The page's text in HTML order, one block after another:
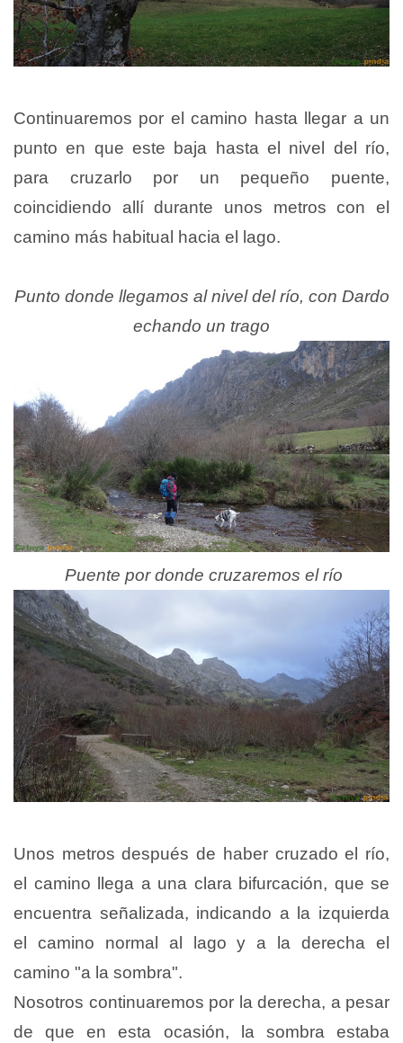
Continuaremos por el camino hasta llegar a un
punto en que este baja hasta el nivel del río,
para cruzarlo por un pequeño puente,
coincidiendo allí durante unos metros con el
camino más habitual hacia el lago.
Punto donde llegamos al nivel del río, con Dardo
echando un trago
Puente por donde cruzaremos el río
Unos metros después de haber cruzado el río,
el camino llega a una clara bifurcación, que se
encuentra señalizada, indicando a la izquierda
el camino normal al lago y a la derecha el
camino "a la sombra".
Nosotros continuaremos por la derecha, a pesar
de que en esta ocasión, la sombra estaba